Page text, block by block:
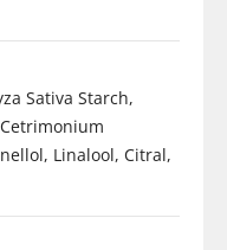
Sativa Starch,
Linalool, Citral,